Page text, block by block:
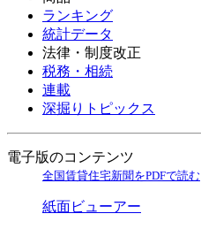
ランキング
統計データ
法律・制度改正
税務・相続
連載
深掘りトピックス
電子版のコンテンツ
全国賃貸住宅新聞をPDFで読む
紙面ビューアー